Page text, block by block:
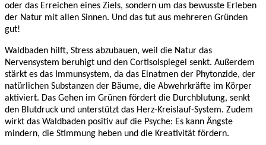
oder das Erreichen eines Ziels, sondern um das bewusste Erleben
der Natur mit allen Sinnen. Und das tut aus mehreren Gründen
gut!
Waldbaden hilft, Stress abzubauen, weil die Natur das
Nervensystem beruhigt und den Cortisolspiegel senkt. Außerdem
stärkt es das Immunsystem, da das Einatmen der Phytonzide, der
natürlichen Substanzen der Bäume, die Abwehrkräfte im Körper
aktiviert. Das Gehen im Grünen fördert die Durchblutung, senkt
den Blutdruck und unterstützt das Herz-Kreislauf-System. Zudem
wirkt das Waldbaden positiv auf die Psyche: Es kann Ängste
mindern, die Stimmung heben und die Kreativität fördern.